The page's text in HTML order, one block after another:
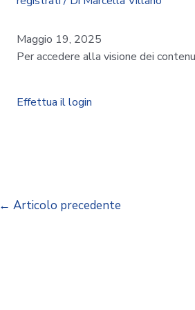
Maggio 19, 2025
Per accedere alla visione dei
Effettua il login
← Articolo precedente